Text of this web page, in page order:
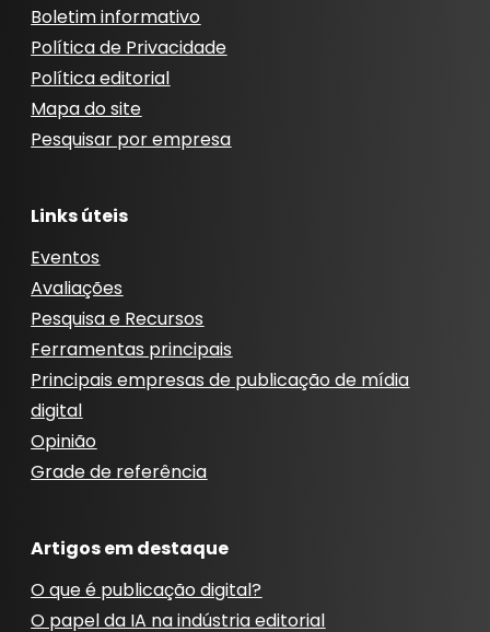
Boletim informativo
Política de Privacidade
Política editorial
Mapa do site
Pesquisar por empresa
Links úteis
Eventos
Avaliações
Pesquisa e Recursos
Ferramentas principais
Principais empresas de publicação de mídia
digital
Opinião
Grade de referência
Artigos em destaque
O que é publicação digital?
O papel da IA ​​na indústria editorial